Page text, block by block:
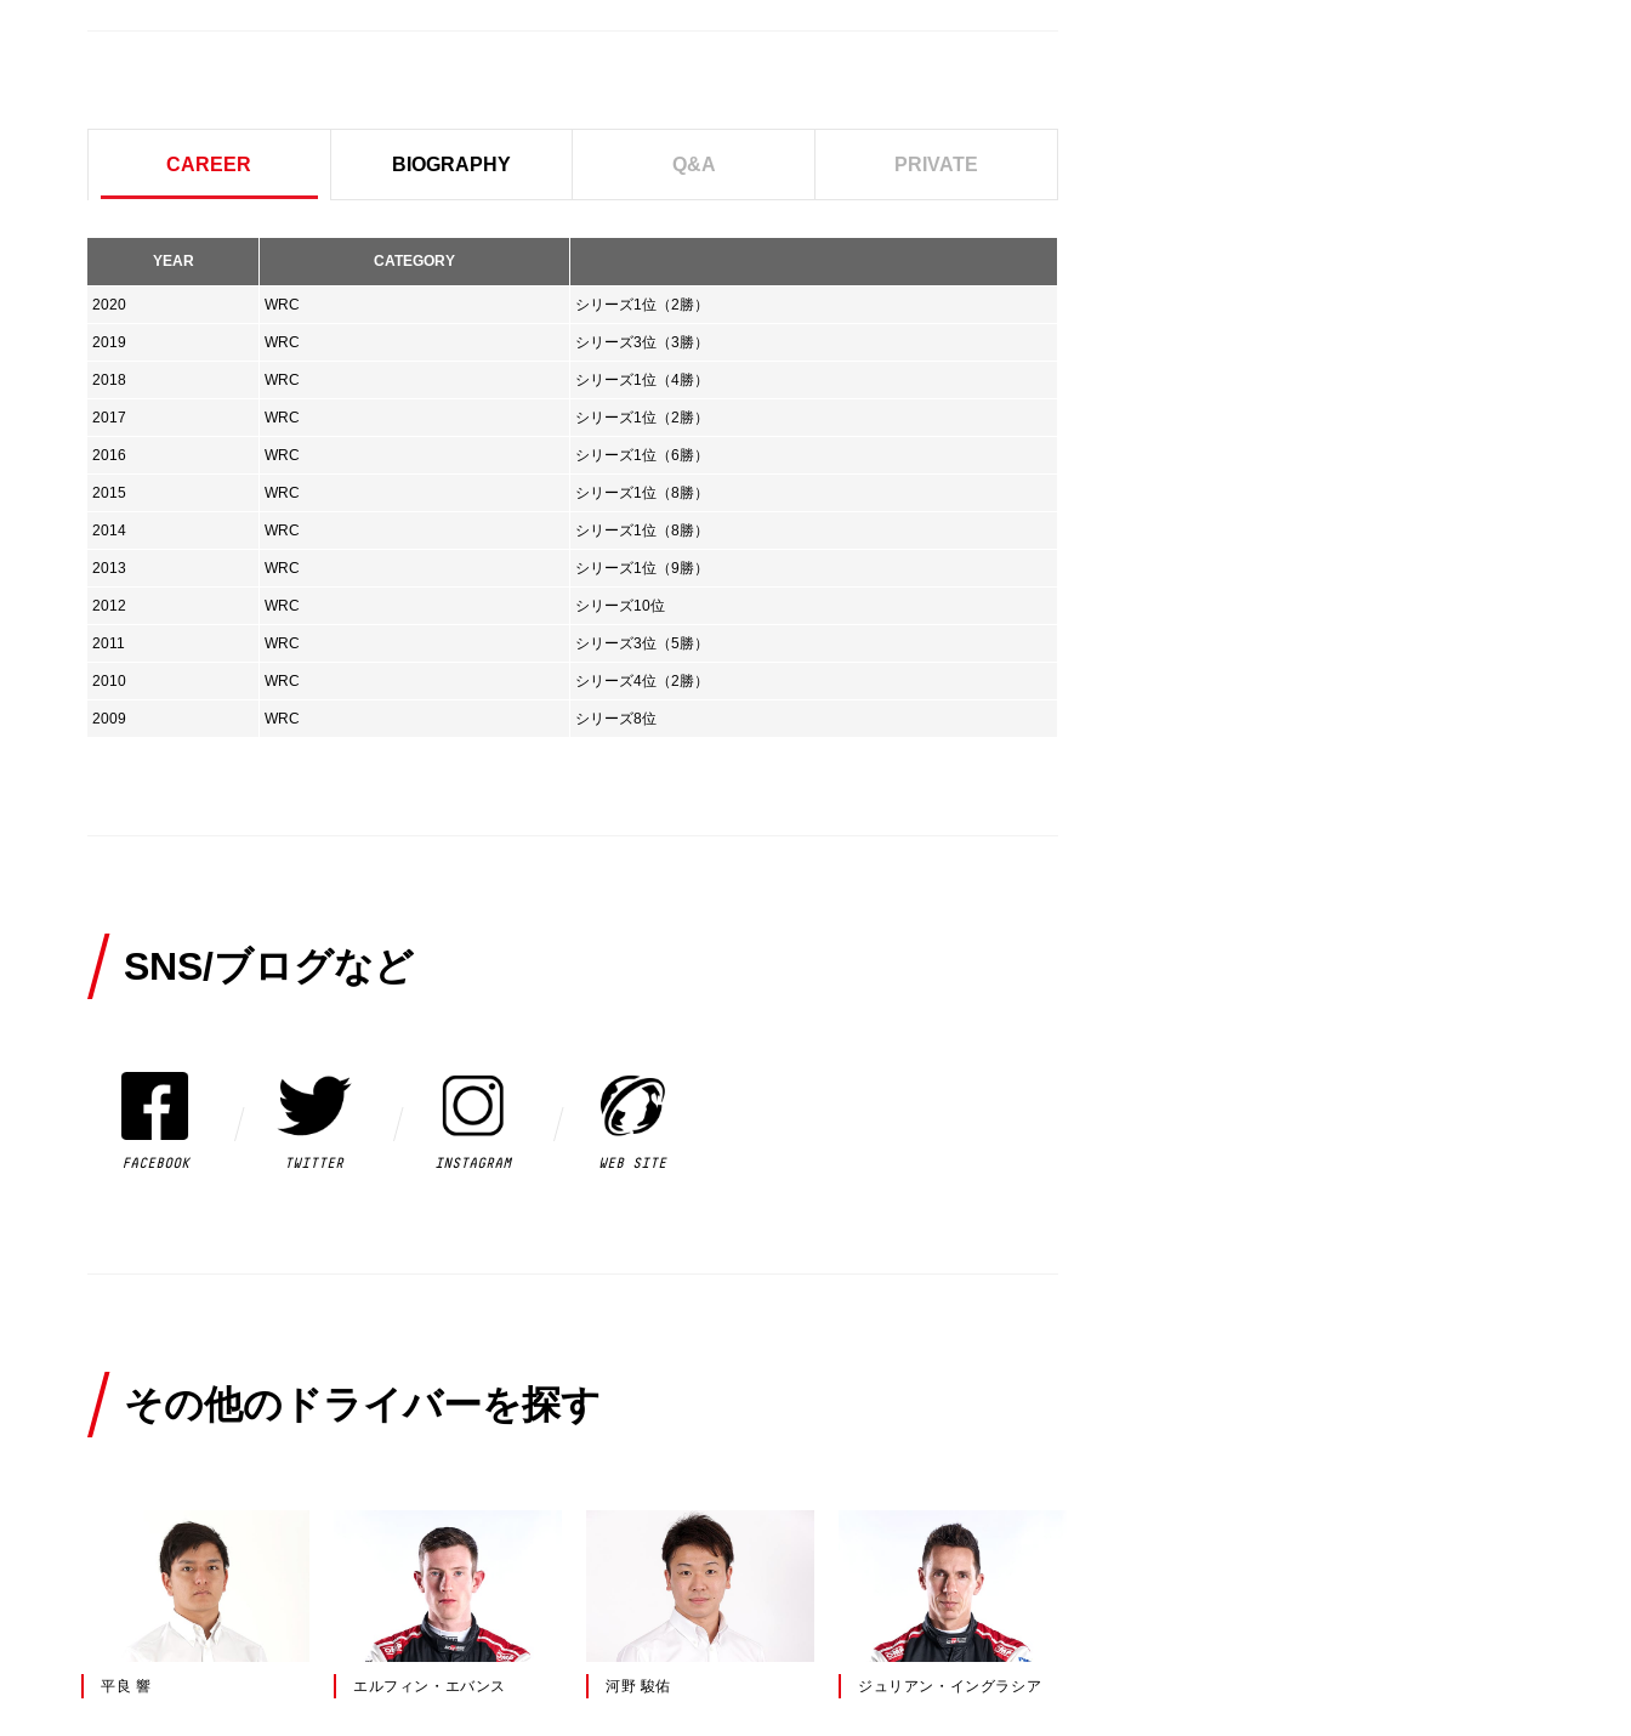
CAREER BIOGRAPHY Q&A PRIVATE
YEAR CATEGORY
2020 WRC シリーズ1位（2勝）
2019 WRC シリーズ3位（3勝）
2018 WRC シリーズ1位（4勝）
2017 WRC シリーズ1位（2勝）
2016 WRC シリーズ1位（6勝）
2015 WRC シリーズ1位（8勝）
2014 WRC シリーズ1位（8勝）
2013 WRC シリーズ1位（9勝）
2012 WRC シリーズ10位
2011 WRC シリーズ3位（5勝）
2010 WRC シリーズ4位（2勝）
2009 WRC シリーズ8位
SNS/ブログなど
FACEBOOK TWITTER INSTAGRAM WEB SITE
その他のドライバーを探す
宮田 莉朋 勝田 貴元 山下 健太 吉本 大樹